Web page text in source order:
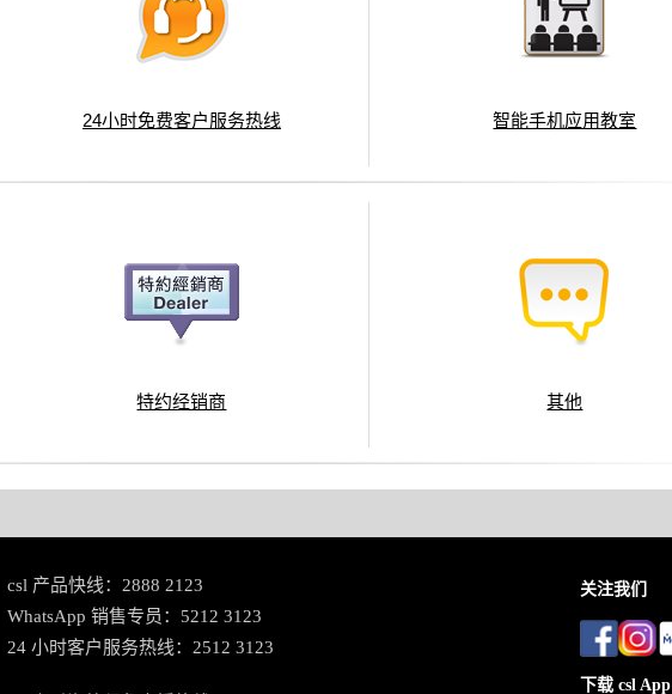
24小时免费客户服务热线 智能手机应用教室
特约经销商 其他
csl 产品快线：2888 2123
WhatsApp 销售专员：5212 3123
24 小时客户服务热线：2512 3123
关注我们
下载 csl App